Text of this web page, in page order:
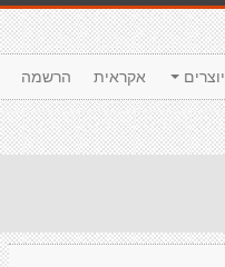
הרשמה אקראית יוצרים